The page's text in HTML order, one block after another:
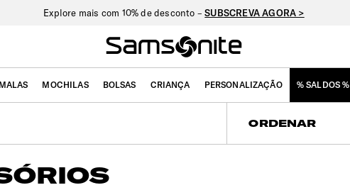
Explore mais com 10% de desconto –SUBSCREVA AGORA >
MALAS MOCHILAS BOLSAS CRIANÇA PERSONALIZAÇÃO % SALDOS %
ORDENAR